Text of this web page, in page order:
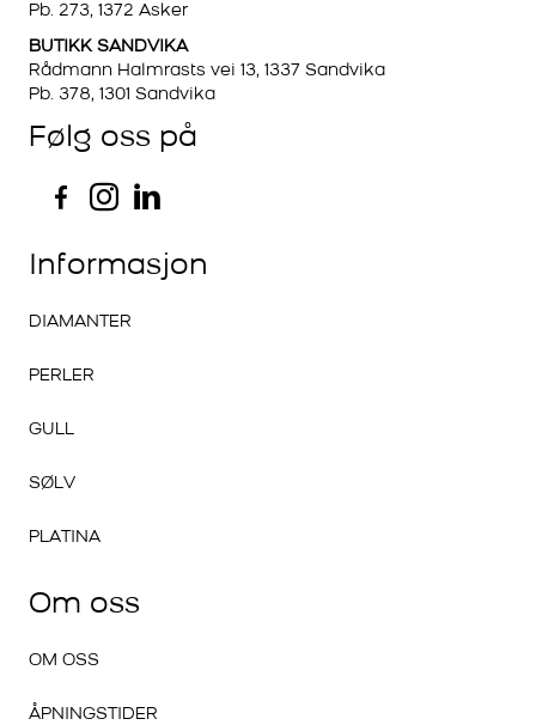
Pb. 273, 1372 Asker
BUTIKK SANDVIKA
Rådmann Halmrasts vei 13, 1337 Sandvika
Pb. 378, 1301 Sandvika
Følg oss på
Informasjon
DIAMANTER
PERLER
GULL
SØLV
PLATINA
Om oss
OM OSS
ÅPNINGSTIDER